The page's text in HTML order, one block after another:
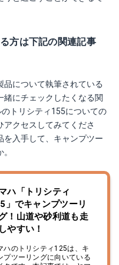
方は下記の関連記事
について執筆されている
緒にチェックしたくなる関
トリシティ155についての
クセスしてみてくださ
を入手して、キャンプツー
ハ「トリシティ
」でキャンプツーリ
！山道や砂利道も走
やすい！
ハのトリシティ125は、キ
プツーリングに向いている